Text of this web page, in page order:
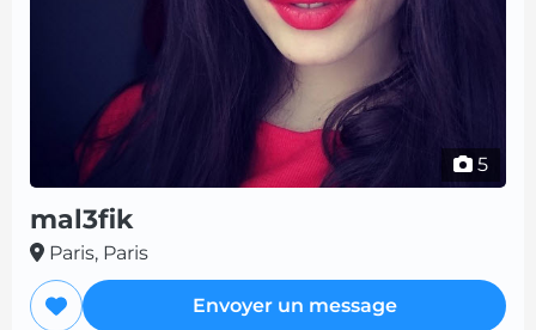
5
mal3fik
Paris, Paris
Envoyer un message